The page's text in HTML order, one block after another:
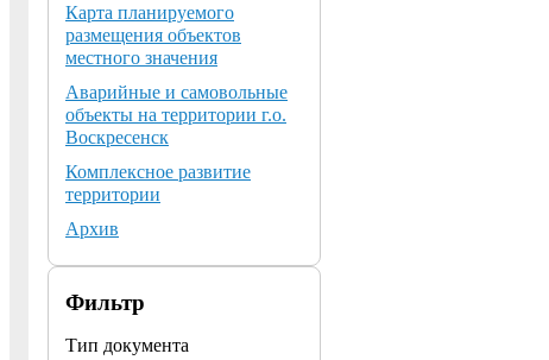
Карта планируемого
размещения объектов
местного значения
Аварийные и самовольные
объекты на территории г.о.
Воскресенск
Комплексное развитие
территории
Архив
Фильтр
Тип документа